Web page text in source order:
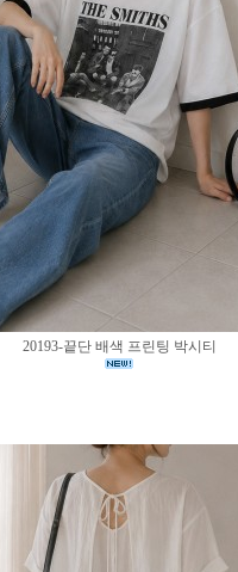
20193-끝단 배색 프린팅 박시티